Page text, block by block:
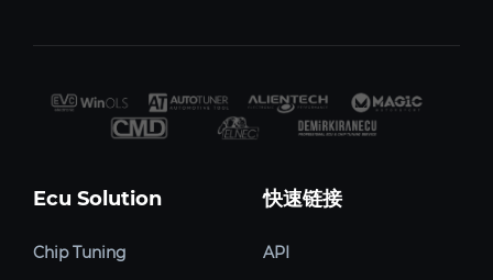
Ecu Solution
Chip Tuning
快速链接
API